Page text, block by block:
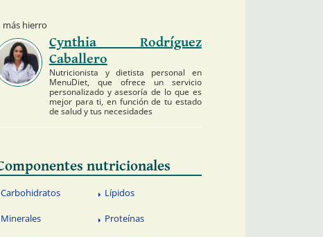
más hierro
Cynthia Rodríguez
Caballero
Nutricionista y dietista personal en
MenuDiet, que ofrece un servicio
personalizado y asesoría de lo que es
mejor para ti, en función de tu estado
de salud y tus necesidades
nutricionales
Carbohidratos Lípidos
Minerales Proteínas